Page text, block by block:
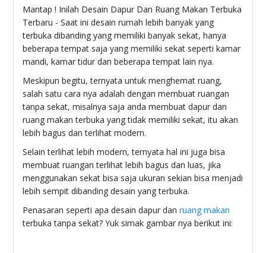
Mantap ! Inilah Desain Dapur Dan Ruang Makan Terbuka
Terbaru - Saat ini desain rumah lebih banyak yang
terbuka dibanding yang memiliki banyak sekat, hanya
beberapa tempat saja yang memiliki sekat seperti kamar
mandi, kamar tidur dan beberapa tempat lain nya.
Meskipun begitu, ternyata untuk menghemat ruang,
salah satu cara nya adalah dengan membuat ruangan
tanpa sekat, misalnya saja anda membuat dapur dan
ruang makan terbuka yang tidak memiliki sekat, itu akan
lebih bagus dan terlihat modern.
Selain terlihat lebih modern, ternyata hal ini juga bisa
membuat ruangan terlihat lebih bagus dan luas, jika
menggunakan sekat bisa saja ukuran sekian bisa menjadi
lebih sempit dibanding desain yang terbuka.
Penasaran seperti apa desain dapur danruang makan
terbuka tanpa sekat? Yuk simak gambar nya berikut ini: